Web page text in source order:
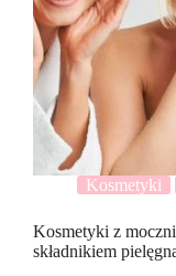
Kosmetyki
Kosmetyki z
składnikiem